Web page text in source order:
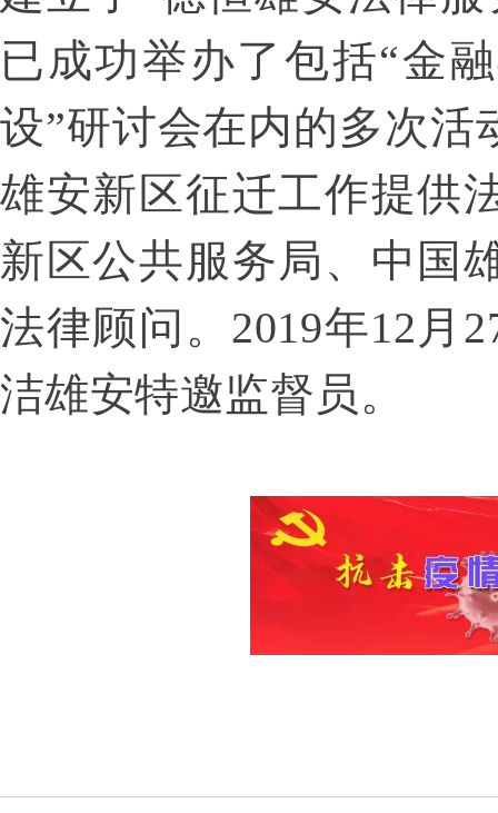
已成功举办了包括“金
设”研讨会在内的多次
雄安新区征迁工作提供
新区公共服务局、中国
法律顾问。 2019年12 月
洁雄安特邀监督员。